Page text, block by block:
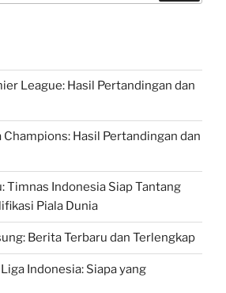
League: Hasil Pertandingan dan
Hasil Pertandingan dan
Timnas Indonesia Siap Tantang
Piala Dunia
Berita Terbaru dan Terlengkap
Indonesia: Siapa yang